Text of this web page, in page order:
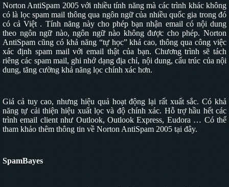
Norton AntiSpam 2005với nhiều tính năng mà các trình khác không
có là lọc spam mail thông qua ngôn ngữ của nhiều quốc gia trong đó
có cả Việt . Tính năng này cho phép bạn nhận email có nội dung
theo ngôn ngữ nào, ngôn ngữ nào không được cho phép. Norton
AntiSpam cũng có khả năng “tự học” khá cao, thông qua công việc
xác định spam mail với email thật của bạn. Chương trình sẽ tách
riêng các spam mail, ghi nhớ dạng địa chỉ, nội dung, cấu trúc của nội
dung, tăng cường khả năng lọc chính xác hơn.
Giá cả tuy cao, nhưng hiệu quả hoạt động lại rất xuất sắc. Có khả
năng tự cải thiện hiệu xuất lọc và độ chính xác. Hỗ trợ hầu hết các
trình email client như Outlook, Outlook Express, Eudora … Có thể
tham khảo thêm thông tin về Norton AntiSpam 2005 tại đây.
SpamBayes